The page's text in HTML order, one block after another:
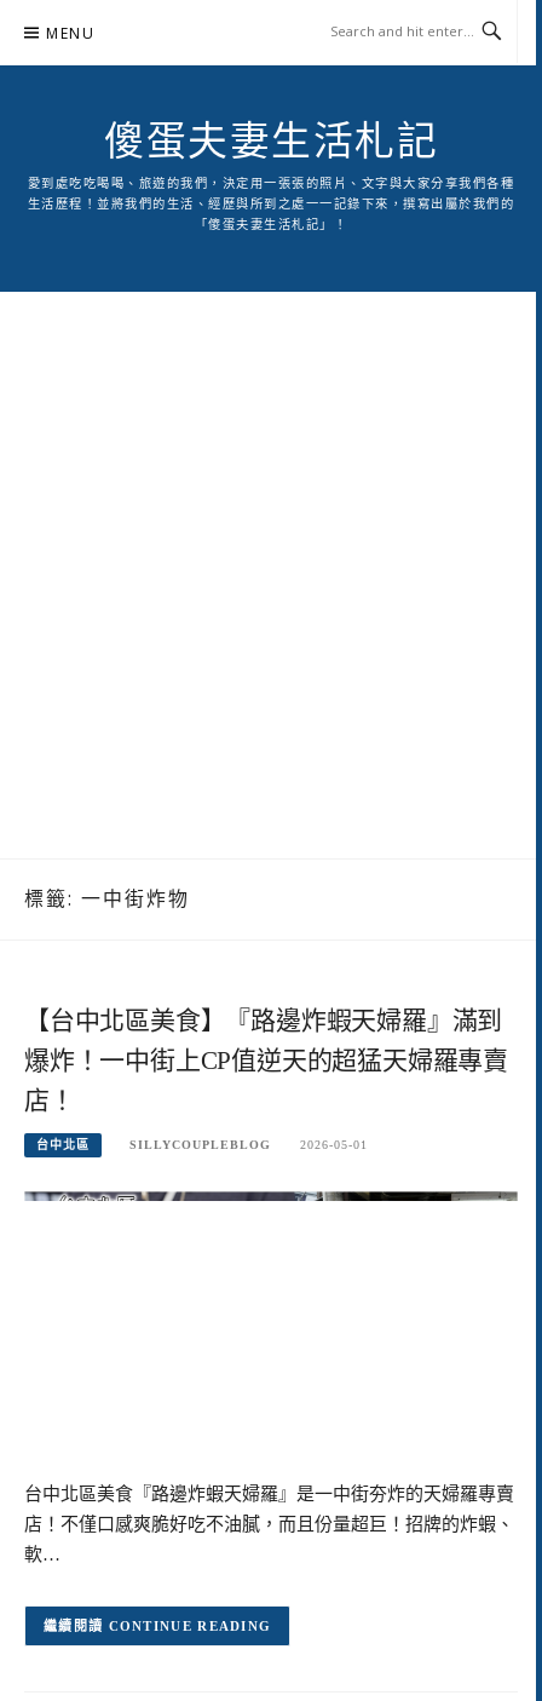
content
MENU
傻蛋夫妻生活札記
愛到處吃吃喝喝、旅遊的我們，決定用一張張的照片、文字與大家分享我們各種
生活歷程！並將我們的生活、經歷與所到之處一一記錄下來，撰寫出屬於我們的
「傻蛋夫妻生活札記」！
標籤: 一中街炸物
【台中北區美食】『路邊炸蝦天婦羅』滿到
爆炸！一中街上CP值逆天的超猛天婦羅專賣
店！
台中北區 SILLYCOUPLEBLOG 2026-05-01
台中北區美食『路邊炸蝦天婦羅』是一中街夯炸的天婦羅專賣
店！不僅口感爽脆好吃不油膩，而且份量超巨！招牌的炸蝦、
軟…
CONTINUE READING